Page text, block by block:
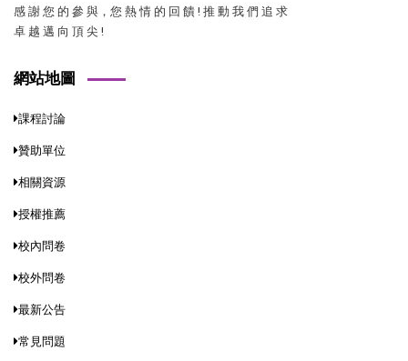
感 謝 您 的 參 與，您 熱 情 的 回 饋 ! 推 動 我 們 追 求
卓 越 邁 向 頂 尖 !
網站地圖
課程討論
贊助單位
相關資源
授權推薦
校內問卷
校外問卷
最新公告
常見問題